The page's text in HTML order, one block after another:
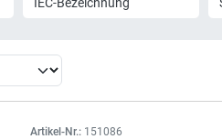
Artikel-Nr.: 151086